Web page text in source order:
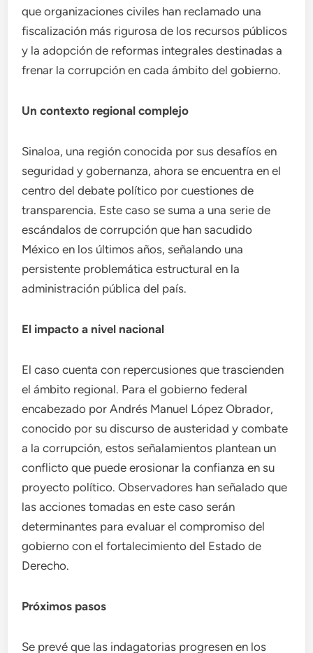
que organizaciones civiles han reclamado una
fiscalización más rigurosa de los recursos públicos
y la adopción de reformas integrales destinadas a
frenar la corrupción en cada ámbito del gobierno.
Un contexto regional complejo
Sinaloa, una región conocida por sus desafíos en
seguridad y gobernanza, ahora se encuentra en el
centro del debate político por cuestiones de
transparencia. Este caso se suma a una serie de
escándalos de corrupción que han sacudido
México en los últimos años, señalando una
persistente problemática estructural en la
administración pública del país.
El impacto a nivel nacional
El caso cuenta con repercusiones que trascienden
el ámbito regional. Para el gobierno federal
encabezado por Andrés Manuel López Obrador,
conocido por su discurso de austeridad y combate
a la corrupción, estos señalamientos plantean un
conflicto que puede erosionar la confianza en su
proyecto político. Observadores han señalado que
las acciones tomadas en este caso serán
determinantes para evaluar el compromiso del
gobierno con el fortalecimiento del Estado de
Derecho.
Próximos pasos
Se prevé que las indagatorias progresen en los